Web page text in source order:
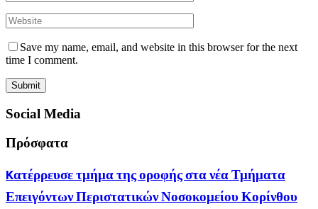
Save my name, email, and website in this browser for the next
time I comment.
Social Media
Πρόσφατα
Kατέρρευσε τμήμα της οροφής στα νέα Τμήματα
Επειγόντων Περιστατικών Νοσοκομείου Κορίνθου